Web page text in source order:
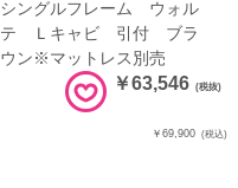
シングルフレーム ウォル
テ Ｌキャビ 引付 ブラ
ウン※マットレス別売
￥63,546 (税抜)
￥69,900 (税込)